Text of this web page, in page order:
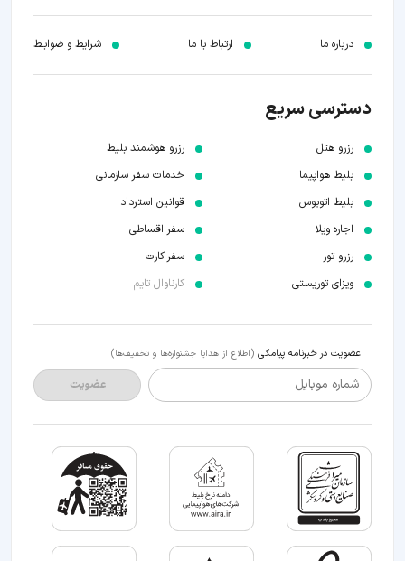
درباره ما ارتباط با ما شرایط و ضوابـط
دسترسی سریع
رزرو هتل
بلیط هواپیما
بلیط اتوبوس
اجاره ویلا
رزرو تور
ویزای توریستی
رزرو هوشمند بلیط
خدمات سفر سازمانی
قوانین استرداد
سفر اقساطی
سفر کارت
کارناوال تایم
عضویت در خبرنامه پیامکی (اطلاع از هدایا جشنواره‌ها و تخفیف‌ها)
شماره موبایل عضویت